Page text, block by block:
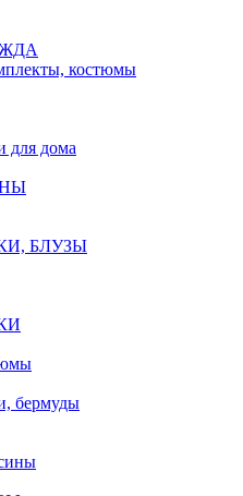
костюмы
дома
БЛУЗЫ
бермуды